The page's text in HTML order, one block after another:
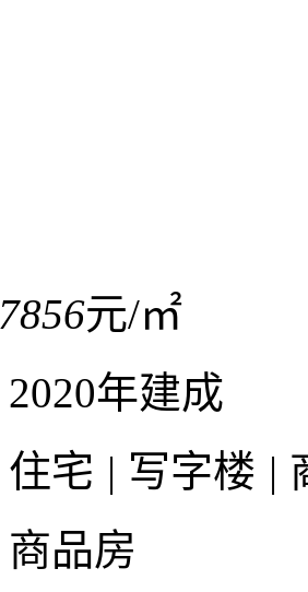
7856元/㎡
2020年建成
住宅 | 写字楼 |
商品房